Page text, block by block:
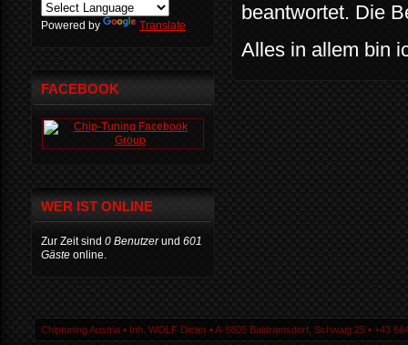
beantwortet. Die
Alles in allem bin
Powered by Translate
FACEBOOK
WER IST ONLINE
Zur Zeit sind 0 Benutzerund 601
Gäste online.
Chiptuning Austria ▪ Inh. WOLF Dieter ▪ A-9805 Baldramsdorf, Schwaig 25 ▪ +43